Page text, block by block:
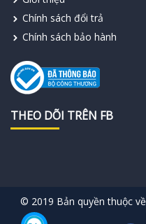
Chính sách đổi trả
Chính sách bảo hành
THEO DÕI TRÊN FB
© 2019 Bản quyền thuộc về